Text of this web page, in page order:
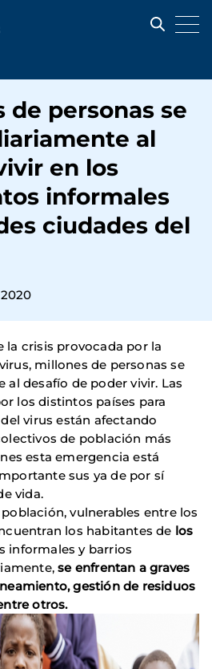
de personas se
al
en los
informales
ciudades del
la crisis provocada por la
millones de personas se
desafío de poder vivir. Las
los distintos países para
virus están afectando
de población más
esta emergencia está
sus ya de por sí
vida.
vulnerables entre los
los habitantes de los
informales y barrios
se enfrentan a graves
gestión de residuos
otros.